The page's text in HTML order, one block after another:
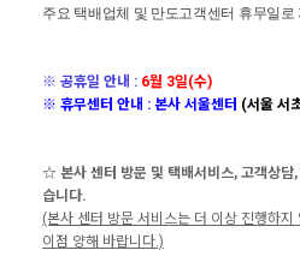
주요 택배업체 및 만도고객센터 휴무일
※ 공휴일 안내 : 6월 3일(수)
※ 휴무센터 안내 : 본사 서울센터 (서울 서
☆ 본사 센터 방문 및 택배서비스, 고객상담
습니다.
(본사 센터 방문 서비스는 더 이상 진행하지
이점 양해 바랍니다.)